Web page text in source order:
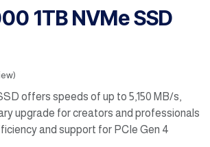
1TB NVMe SSD
offers speeds of up to 5,150 MB/s,
upgrade for creators and professionals
and support for PCIe Gen 4